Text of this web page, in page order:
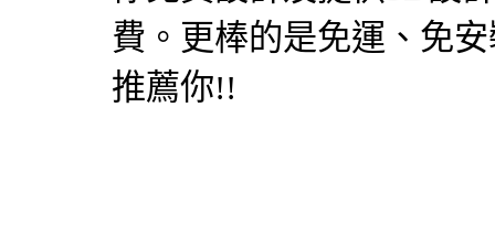
費。更棒的是免運、免
推薦你!!